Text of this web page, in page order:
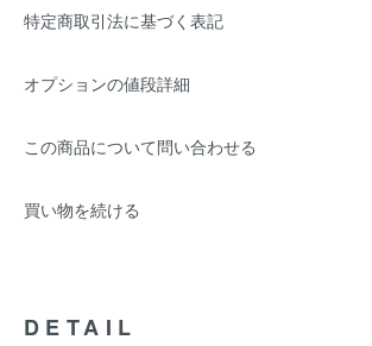
特定商取引法に基づく表記
オプションの値段詳細
この商品について問い合わせる
買い物を続ける
DETAIL